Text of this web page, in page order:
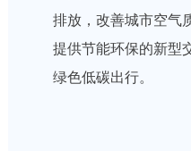
排放，改善城市空气
提供节能环保的新型
绿色低碳出行。